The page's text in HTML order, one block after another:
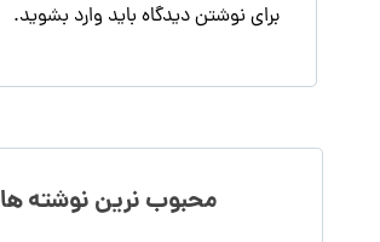
برای نوشتن دیدگاه باید وارد بشوید.
محبوب نرین نوشته ها